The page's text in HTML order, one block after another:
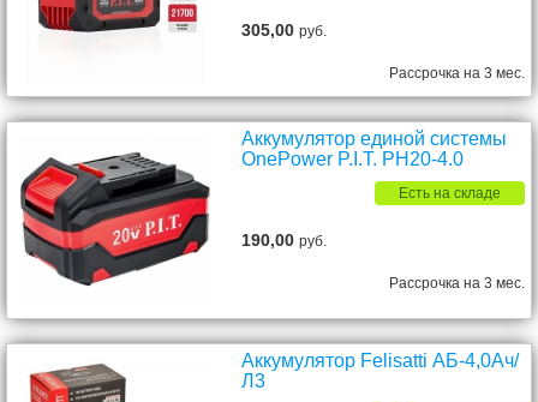
305,00руб.
Рассрочка на 3 мес.
Аккумулятор единой системы
OnePower P.I.T. PH20-4.0
Есть на складе
190,00руб.
Рассрочка на 3 мес.
Аккумулятор Felisatti АБ-4,0Ач/
Л3